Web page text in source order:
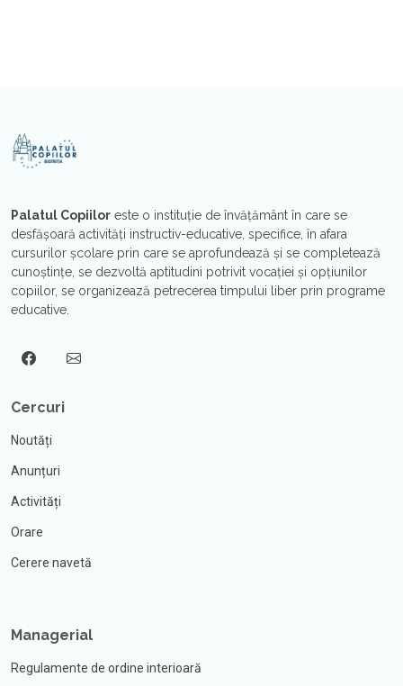
Palatul Copiilor este o instituţie de învăţământ în care se
desfăşoară activităţi instructiv-educative, specifice, în afara
cursurilor şcolare prin care se aprofundează şi se completează
cunoştinţe, se dezvoltă aptitudini potrivit vocaţiei şi opțiunilor
copiilor, se organizează petrecerea timpului liber prin programe
educative.
Cercuri
Noutăți
Anunțuri
Activități
Orare
Cerere navetă
Managerial
Regulamente de ordine interioară